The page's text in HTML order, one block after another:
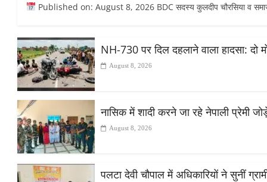
Published on: August 8, 2026 BDC सदस्य कुलदीप चौरसिया व
NH-730 पर दिल दहलाने वाला हादसा: दो
August 8, 2026
नासिक में शादी करने जा रहे नेपाली प्रेमी
August 8, 2026
पलटा देवी चौपाल में अधिकारियों ने सुनीं